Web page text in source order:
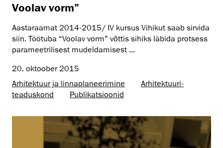
Voolav vorm”
Aastaraamat 2014-2015/ IV kursus Vihikut saab sirvida
siin. Töötuba “Voolav vorm” võttis sihiks läbida protsess
parameetrilisest mudeldamisest ...
20. oktoober 2015
Arhitektuur ja linnaplaneerimine
Arhitektuuri­
teaduskond
Publikatsioonid